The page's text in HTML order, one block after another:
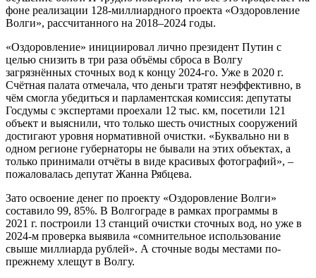
фоне реализации 128-миллиардного проекта «Оздоровление
Волги», рассчитанного на 2018–2024 годы.
«Оздоровление» инициировал лично президент Путин с
целью снизить в три раза объёмы сброса в Волгу
загрязнённых сточных вод к концу 2024-го. Уже в 2020 г.
Счётная палата отмечала, что деньги тратят неэффективно, в
чём смогла убедиться и парламентская комиссия: депутаты
Госдумы с экспертами проехали 12 тыс. км, посетили 121
объект и выяснили, что только шесть очистных сооружений
достигают уровня нормативной очистки. «Буквально ни в
одном регионе губернаторы не бывали на этих объектах, а
только принимали отчёты в виде красивых фотографий», –
пожаловалась депутат Жанна Рябцева.
Зато освоение денег по проекту «Оздоровление Волги»
составило 99, 85%. В Волгограде в рамках программы в
2021 г. построили 13 станций очистки сточных вод, но уже в
2024-м проверка выявила «сомнительное использование
свыше миллиарда рублей». А сточные воды местами по-
прежнему хлещут в Волгу.